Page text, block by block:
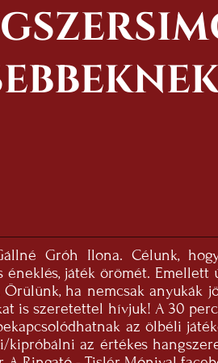
Gróh Ilona. Célunk,
játék örömét. Emellett
ha nemcsak anyukák
is szeretettel hívjuk! A 30
az ölbéli
kipróbálni az értékes